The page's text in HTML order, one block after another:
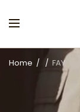
Home / / FAY